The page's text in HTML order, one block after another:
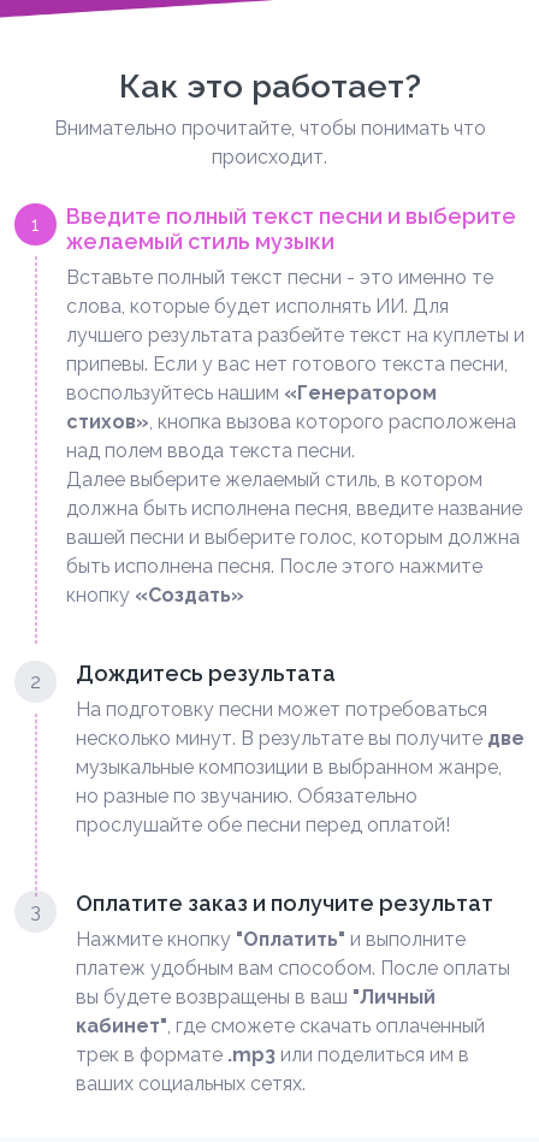
Как это работает?
Внимательно прочитайте, чтобы понимать что
происходит.
1
Введите полный текст песни и выберите
желаемый стиль музыки
Вставьте полный текст песни - это именно те
слова, которые будет исполнять ИИ. Для
лучшего результата разбейте текст на куплеты и
припевы. Если у вас нет готового текста песни,
воспользуйтесь нашим «Генератором
стихов», кнопка вызова которого расположена
над полем ввода текста песни.
Далее выберите желаемый стиль, в котором
должна быть исполнена песня, введите название
вашей песни и выберите голос, которым должна
быть исполнена песня. После этого нажмите
кнопку «Создать»
2 Дождитесь результата
На подготовку песни может потребоваться
несколько минут. В результате вы получите две
музыкальные композиции в выбранном жанре,
но разные по звучанию. Обязательно
прослушайте обе песни перед оплатой!
3 Оплатите заказ и получите результат
Нажмите кнопку "Оплатить" и выполните
платеж удобным вам способом. После оплаты
вы будете возвращены в ваш "Личный
кабинет", где сможете скачать оплаченный
трек в формате .mp3 или поделиться им в
ваших социальных сетях.